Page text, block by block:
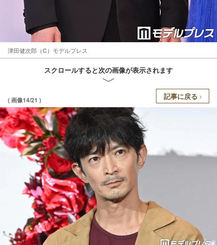
津田健次郎（C）モデルプレス
スクロールすると次の画像が表示されます
( 画像14/21 ) 記事に戻る